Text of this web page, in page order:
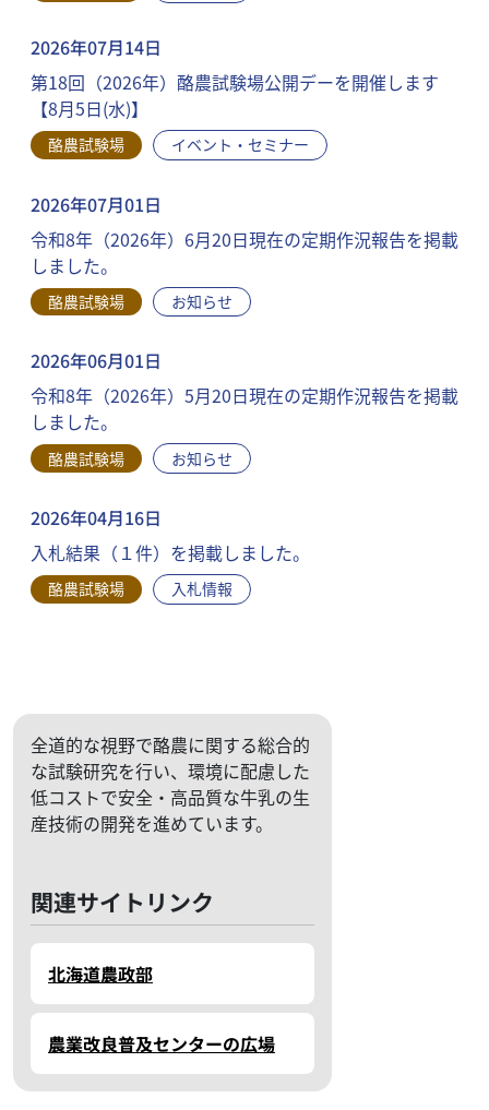
2026年07月14日
第18回（2026年）酪農試験場公開デーを開催します
【8月5日(水)】
酪農試験場 イベント・セミナー
2026年07月01日
令和8年（2026年）6月20日現在の定期作況報告を掲載
しました。
酪農試験場 お知らせ
2026年06月01日
令和8年（2026年）5月20日現在の定期作況報告を掲載
しました。
酪農試験場 お知らせ
2026年04月16日
入札結果（１件）を掲載しました。
酪農試験場 入札情報
全道的な視野で酪農に関する総合的
な試験研究を行い、環境に配慮した
低コストで安全・高品質な牛乳の生
産技術の開発を進めています。
関連サイトリンク
北海道農政部
農業改良普及センターの広場